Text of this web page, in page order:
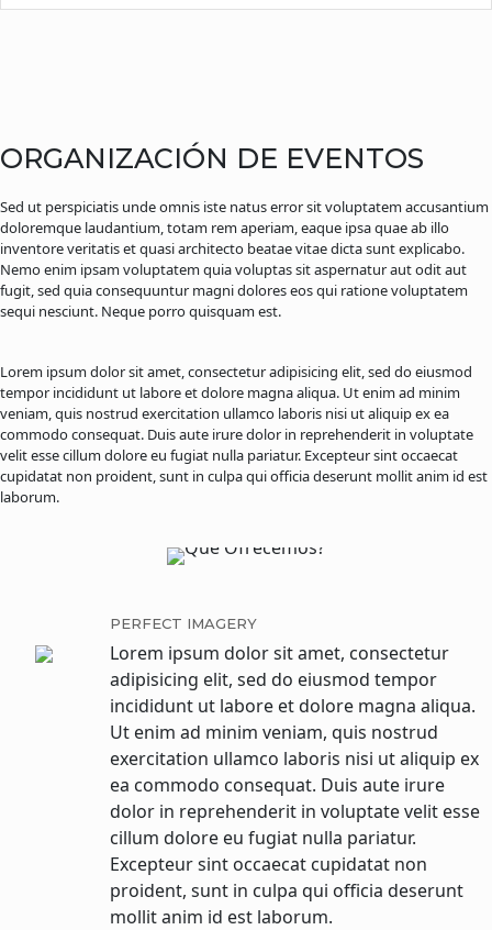
ORGANIZACIÓN DE EVENTOS
Sed ut perspiciatis unde omnis iste natus error sit voluptatem accusantium
doloremque laudantium, totam rem aperiam, eaque ipsa quae ab illo
inventore veritatis et quasi architecto beatae vitae dicta sunt explicabo.
Nemo enim ipsam voluptatem quia voluptas sit aspernatur aut odit aut
fugit, sed quia consequuntur magni dolores eos qui ratione voluptatem
sequi nesciunt. Neque porro quisquam est.
Lorem ipsum dolor sit amet, consectetur adipisicing elit, sed do eiusmod
tempor incididunt ut labore et dolore magna aliqua. Ut enim ad minim
veniam, quis nostrud exercitation ullamco laboris nisi ut aliquip ex ea
commodo consequat. Duis aute irure dolor in reprehenderit in voluptate
velit esse cillum dolore eu fugiat nulla pariatur. Excepteur sint occaecat
cupidatat non proident, sunt in culpa qui officia deserunt mollit anim id est
laborum.
PERFECT IMAGERY
Lorem ipsum dolor sit amet, consectetur
adipisicing elit, sed do eiusmod tempor
incididunt ut labore et dolore magna aliqua.
Ut enim ad minim veniam, quis nostrud
exercitation ullamco laboris nisi ut aliquip ex
ea commodo consequat. Duis aute irure
dolor in reprehenderit in voluptate velit esse
cillum dolore eu fugiat nulla pariatur.
Excepteur sint occaecat cupidatat non
proident, sunt in culpa qui officia deserunt
mollit anim id est laborum.